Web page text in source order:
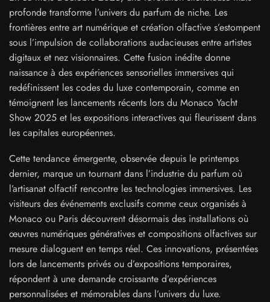
profonde transforme l’univers du parfum de niche. Les
frontières entre art numérique et création olfactive s’estompent
sous l’impulsion de collaborations audacieuses entre artistes
digitaux et nez visionnaires. Cette fusion inédite donne
naissance à des expériences sensorielles immersives qui
redéfinissent les codes du luxe contemporain, comme en
témoignent les lancements récents lors du Monaco Yacht
Show 2025 et les expositions interactives qui fleurissent dans
les capitales européennes.
Cette tendance émergente, observée depuis le printemps
dernier, marque un tournant dans l’industrie du parfum où
l’artisanat olfactif rencontre les technologies immersives. Les
visiteurs des événements exclusifs comme ceux organisés à
Monaco ou Paris découvrent désormais des installations où
œuvres numériques génératives et compositions olfactives sur
mesure dialoguent en temps réel. Ces innovations, présentées
lors de lancements privés ou d’expositions temporaires,
répondent à une demande croissante d’expériences
personnalisées et mémorables dans l’univers du luxe.